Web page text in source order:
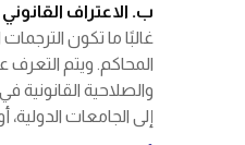
ب. الاعتراف
غالبًا ما تكون
المحاكم. ويتم التعرف
والصلاحية القانونية
إلى الجامعات الدولية،